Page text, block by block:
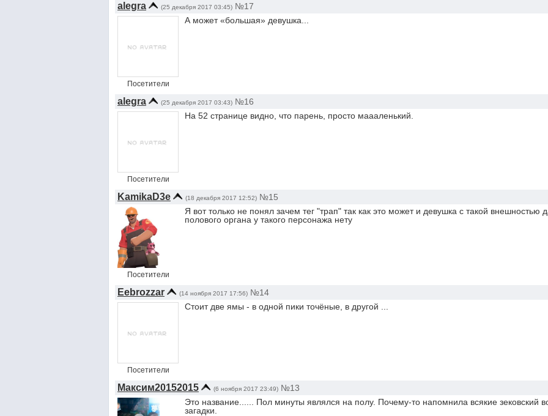
alegra (25 декабря 2017 03:45) №17
Посетители
А может «большая» девушка...
alegra (25 декабря 2017 03:43) №16
Посетители
На 52 странице видно, что парень, просто маааленький.
KamikaD3e (18 декабря 2017 12:52) №15
Посетители
Я вот только не понял зачем тег "трап" так как это может и девушка с такой внешностью
полового органа у такого персонажа нету
Eebrozzar (14 ноября 2017 17:56) №14
Посетители
Стоит две ямы - в одной пики точёные, в другой ...
Максим20152015 (6 ноября 2017 23:49) №13
Это название...... Пол минуты являлся на полу. Почему-то напомнила всякие зековский
загадки.